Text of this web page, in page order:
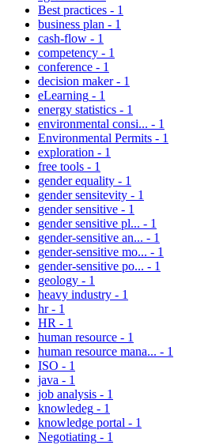
Best practices - 1
business plan - 1
cash-flow - 1
competency - 1
conference - 1
decision maker - 1
eLearning - 1
energy statistics - 1
environmental consi... - 1
Environmental Permits - 1
exploration - 1
free tools - 1
gender equality - 1
gender sensitevity - 1
gender sensitive - 1
gender sensitive pl... - 1
gender-sensitive an... - 1
gender-sensitive mo... - 1
gender-sensitive po... - 1
geology - 1
heavy industry - 1
hr - 1
HR - 1
human resource - 1
human resource mana... - 1
ISO - 1
java - 1
job analysis - 1
knowledeg - 1
knowledge portal - 1
Negotiating - 1